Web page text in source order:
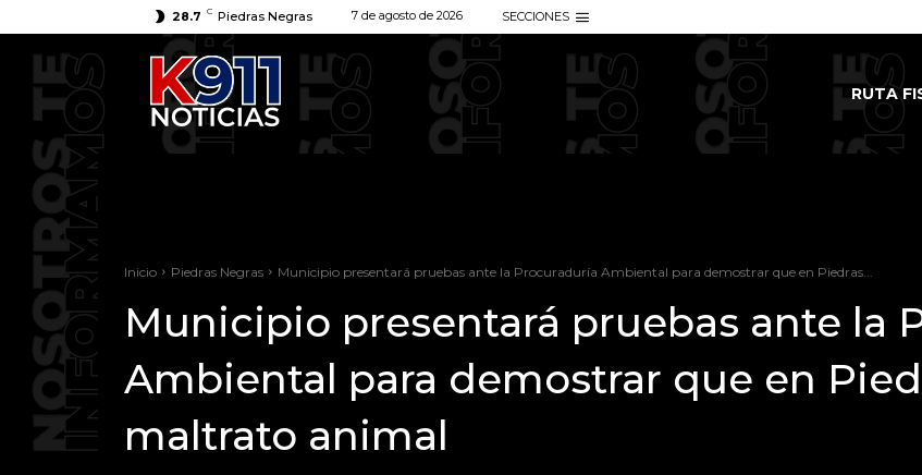
28.7 C Piedras Negras 7 de agosto de 2026 SECCIONES
RUTA
Inicio Piedras Negras Municipio presentará pruebas ante la Procuraduría Ambiental para demostrar que en Piedras...
Municipio presentará pruebas ante la
Ambiental para demostrar que en
maltrato animal